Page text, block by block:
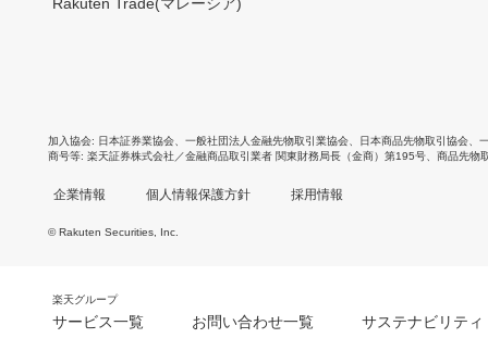
加入協会 日本証券業協会 一般社団法人金融先物取引業協会 日本商品先物取引協会
商号等 楽天証券株式会社／金融商品取引業者 関東財務局長（金商）第195号、商品先物
企業情報 個人情報保護方針 採用情報
© Rakuten Securities, Inc.
楽天グループ
サービス一覧 お問い合わせ一覧 サステナビリティ